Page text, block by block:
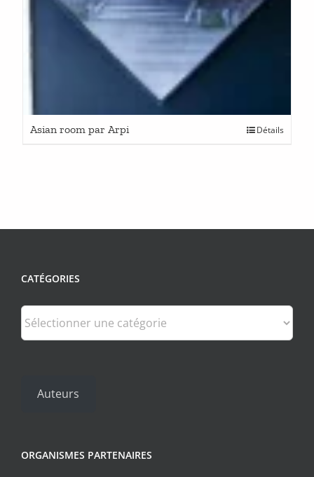
Asian room par Arpi Détails
CATÉGORIES
Catégories
Auteurs
ORGANISMES PARTENAIRES